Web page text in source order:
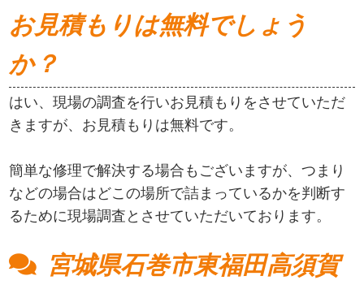
お見積もりは無料でしょう
か？
はい、現場の調査を行いお見積もりをさせていただ
きますが、お見積もりは無料です。
簡単な修理で解決する場合もございますが、つまり
などの場合はどこの場所で詰まっているかを判断す
るために現場調査とさせていただいております。
宮城県石巻市東福田高須賀